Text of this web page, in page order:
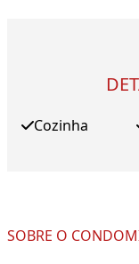
Cozinha
SOBRE O